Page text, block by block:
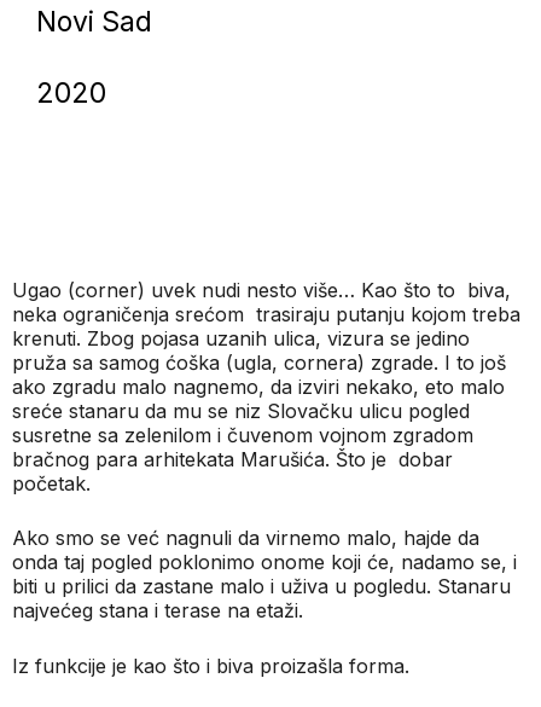
Novi Sad
2020
Ugao (corner) uvek nudi nesto više… Kao što to biva,
neka ograničenja srećom trasiraju putanju kojom treba
krenuti. Zbog pojasa uzanih ulica, vizura se jedino
pruža sa samog ćoška (ugla, cornera) zgrade. I to još
ako zgradu malo nagnemo, da izviri nekako, eto malo
sreće stanaru da mu se niz Slovačku ulicu pogled
susretne sa zelenilom i čuvenom vojnom zgradom
bračnog para arhitekata Marušića. Što je dobar
početak.
Ako smo se već nagnuli da virnemo malo, hajde da
onda taj pogled poklonimo onome koji će, nadamo se, i
biti u prilici da zastane malo i uživa u pogledu. Stanaru
najvećeg stana i terase na etaži.
Iz funkcije je kao što i biva proizašla forma.